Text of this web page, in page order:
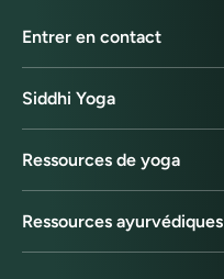
Entrer en contact
Siddhi Yoga
Ressources de yoga
Ressources ayurvédiques